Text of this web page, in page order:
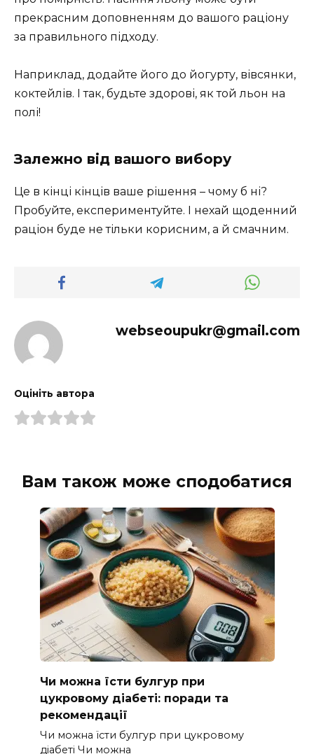
прекрасним доповненням до вашого раціону
за правильного підходу.
Наприклад, додайте його до йогурту, вівсянки,
коктейлів. І так, будьте здорові, як той льон на
полі!
Залежно від вашого вибору
Це в кінці кінців ваше рішення – чому б ні?
Пробуйте, експериментуйте. І нехай щоденний
раціон буде не тільки корисним, а й смачним.
webseoupukr@gmail.com
Оцініть автора
Вам також може сподобатися
Чи можна їсти булгур при
цукровому діабеті: поради та
рекомендації
Чи можна їсти булгур при цукровому
діабеті Чи можна